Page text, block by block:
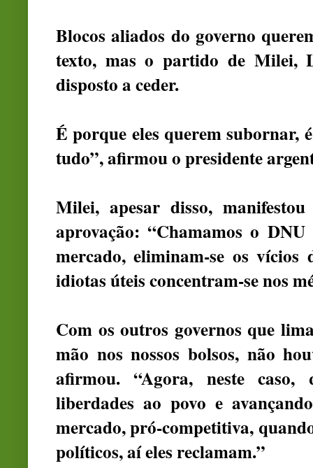
Blocos aliados do governo
texto, mas o partido de Milei,
disposto a ceder.
É porque eles querem subornar,
tudo”, afirmou o presidente
Milei, apesar disso,
aprovação: “Chamamos o
mercado, eliminam-se os
idiotas úteis concentram-se nos
Com os outros governos que
mão nos nossos bolsos, não
afirmou. “Agora, neste caso,
liberdades ao povo e
mercado, pró-competitiva,
políticos, aí eles reclamam.”